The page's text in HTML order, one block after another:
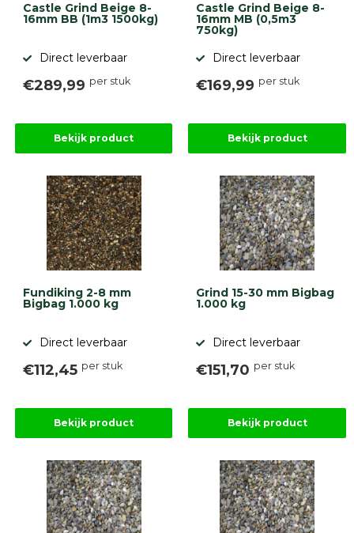
Opsluitbanden
Palissades
zand
Halfverharding
Beplantings
betonelementen
Kunstgras
Aanbiedingen
tuinproject
Castle Grind Beige 8-
16mm BB (1m3 1500kg)
Direct leverbaar
€289,99 per stuk
Bekijk product
Castle Grind Beige 8-
16mm MB (0,5m3
750kg)
Direct leverbaar
€169,99 per stuk
Bekijk product
Fundiking 2-8 mm
Bigbag 1.000 kg
Direct leverbaar
€112,45 per stuk
Bekijk product
Grind 15-30 mm Bigbag
1.000 kg
Direct leverbaar
€151,70 per stuk
Bekijk product